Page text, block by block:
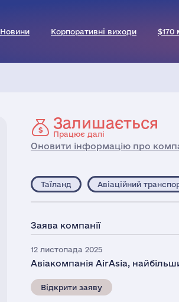
Новини Корпоративні виходи $170
Залишається
Працює далі
Оновити інформацію про
Таїланд Авіаційний
Заява компанії
12 листопада 2025
Авіакомпанія AirAsia,
Відкрити заяву